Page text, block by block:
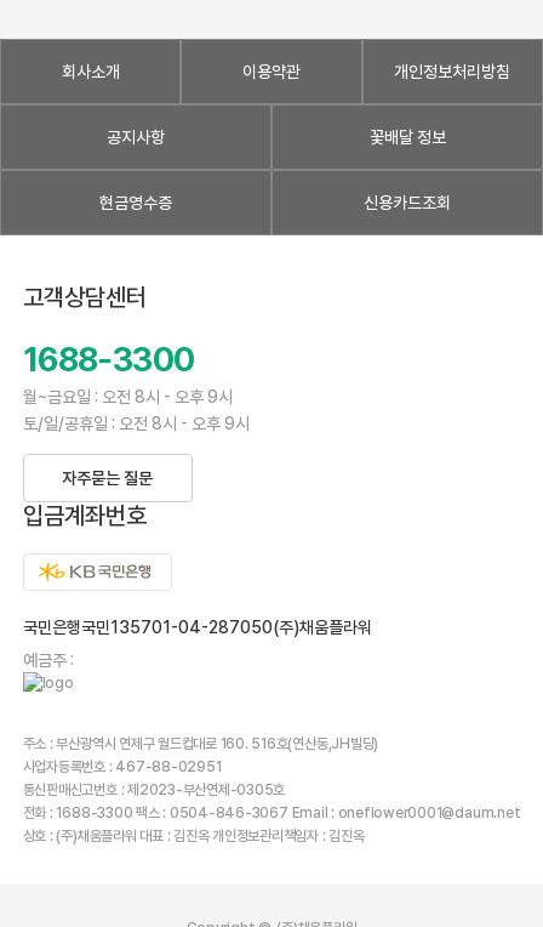
회사소개 이용약관 개인정보처리방침
공지사항 꽃배달 정보
현금영수증 신용카드조회
고객상담센터
1688-3300
월~금요일 : 오전 8시 - 오후 9시
토/일/공휴일 : 오전 8시 - 오후 9시
자주묻는 질문
입금계좌번호
국민은행국민135701-04-287050(주)채움플라워
예금주 :
주소 : 부산광역시 연제구 월드컵대로 160. 516호(연산동,JH빌딩)
사업자등록번호 : 467-88-02951
통신판매신고번호 : 제2023-부산연제-0305호
전화 : 1688-3300 팩스 : 0504-846-3067 Email : oneflower0001@daum.net
상호 : (주)채움플라워 대표 : 김진옥 개인정보관리책임자 : 김진옥